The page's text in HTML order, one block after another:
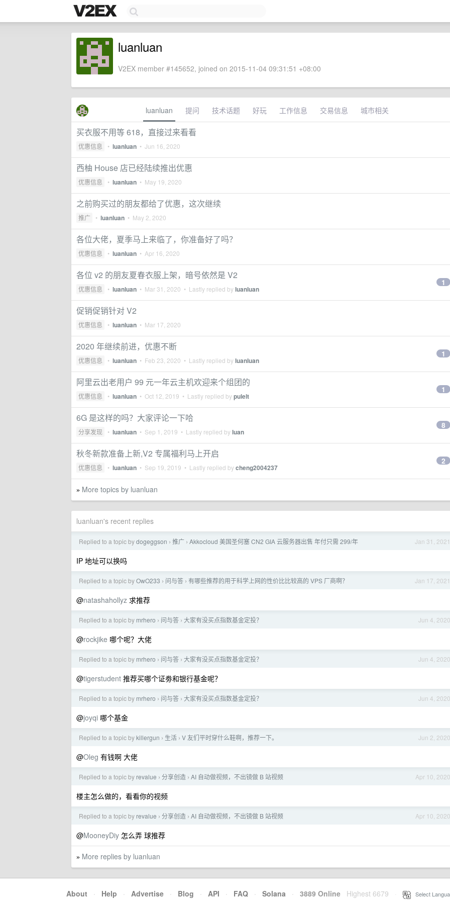
luanluan
V2EX member #145652, joined on 2015-11-04 09:31:51 +08:00
luanluan 提问 技术话题 好玩 工作信息 交易信息 城市相关
买衣服不用等 618，直接过来看看
优惠信息 • luanluan • Jun 16, 2020
西柚 House 店已经陆续推出优惠
优惠信息 • luanluan • May 19, 2020
之前购买过的朋友都给了优惠，这次继续
推广 • luanluan • May 2, 2020
各位大佬，夏季马上来临了，你准备好了吗？
优惠信息 • luanluan • Apr 16, 2020
各位 v2 的朋友夏春衣服上架，暗号依然是 V2
优惠信息 • luanluan • Mar 31, 2020 • Lastly replied byluanluan
1
促销促销针对 V2
优惠信息 • luanluan • Mar 17, 2020
2020 年继续前进，优惠不断
优惠信息 • luanluan • Feb 23, 2020 • Lastly replied byluanluan
1
阿里云出老用户 99 元一年云主机欢迎来个组团的
优惠信息 • luanluan • Oct 12, 2019 • Lastly replied bypulelt
1
6G 是这样的吗？大家评论一下哈
分享发现 • luanluan • Sep 1, 2019 • Lastly replied byluan
8
秋冬新款准备上新,V2 专属福利马上开启
优惠信息 • luanluan • Sep 19, 2019 • Lastly replied bycheng2004237
2
» More topics by luanluan
luanluan's recent replies
Jan 31, 2021
Replied to a topic bydogeggson › 推广 › Akkocloud 美国圣何塞 CN2 GIA 云服务器出售 年付只需 299/年
IP 地址可以换吗
Jan 17, 2021
Replied to a topic byOwO233 › 问与答 › 有哪些推荐的用于科学上网的性价比比较高的 VPS 厂商啊？
@natashahollyz 求推荐
Jun 4, 2020
Replied to a topic by mrhero › 问与答 › 大家有没买点指数基金定投？
@rockjike 哪个呢？大佬
Jun 4, 2020
Replied to a topic by mrhero › 问与答 › 大家有没买点指数基金定投？
@tigerstudent 推荐买哪个证劵和银行基金呢？
Jun 4, 2020
Replied to a topic by mrhero › 问与答 › 大家有没买点指数基金定投？
@joyqi 哪个基金
Jun 2, 2020
Replied to a topic bykillergun › 生活 › V 友们平时穿什么鞋啊，推荐一下。
@Oleg 有钱啊 大佬
Apr 10, 2020
Replied to a topic by revalue › 分享创造 › AI 自动做视频，不出镜做 B 站视频
楼主怎么做的，看看你的视频
Apr 10, 2020
Replied to a topic by revalue › 分享创造 › AI 自动做视频，不出镜做 B 站视频
@MooneyDiy 怎么弄 球推荐
» More replies by luanluan
About · Help · Advertise · Blog · API · FAQ · Solana · 3889 Online Highest 6679 Select